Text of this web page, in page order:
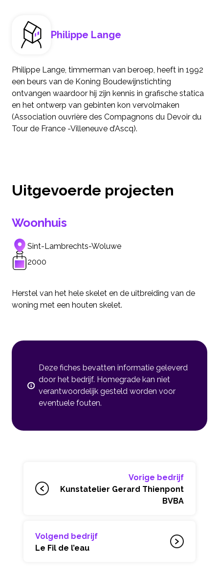
Philippe Lange
Philippe Lange, timmerman van beroep, heeft in 1992
een beurs van de Koning Boudewijnstichting
ontvangen waardoor hij zijn kennis in grafische statica
en het ontwerp van gebinten kon vervolmaken
(Association ouvrière des Compagnons du Devoir du
Tour de France -Villeneuve d’Ascq).
Uitgevoerde projecten
Woonhuis
Sint-Lambrechts-Woluwe
2000
Herstel van het hele skelet en de uitbreiding van de
woning met een houten skelet.
Deze fiches bevatten informatie geleverd
door het bedrijf. Homegrade kan niet
verantwoordelijk gesteld worden voor
eventuele fouten.
Vorige bedrijf
Kunstatelier Gerard Thienpont
BVBA
Volgend bedrijf
Le Fil de l’eau